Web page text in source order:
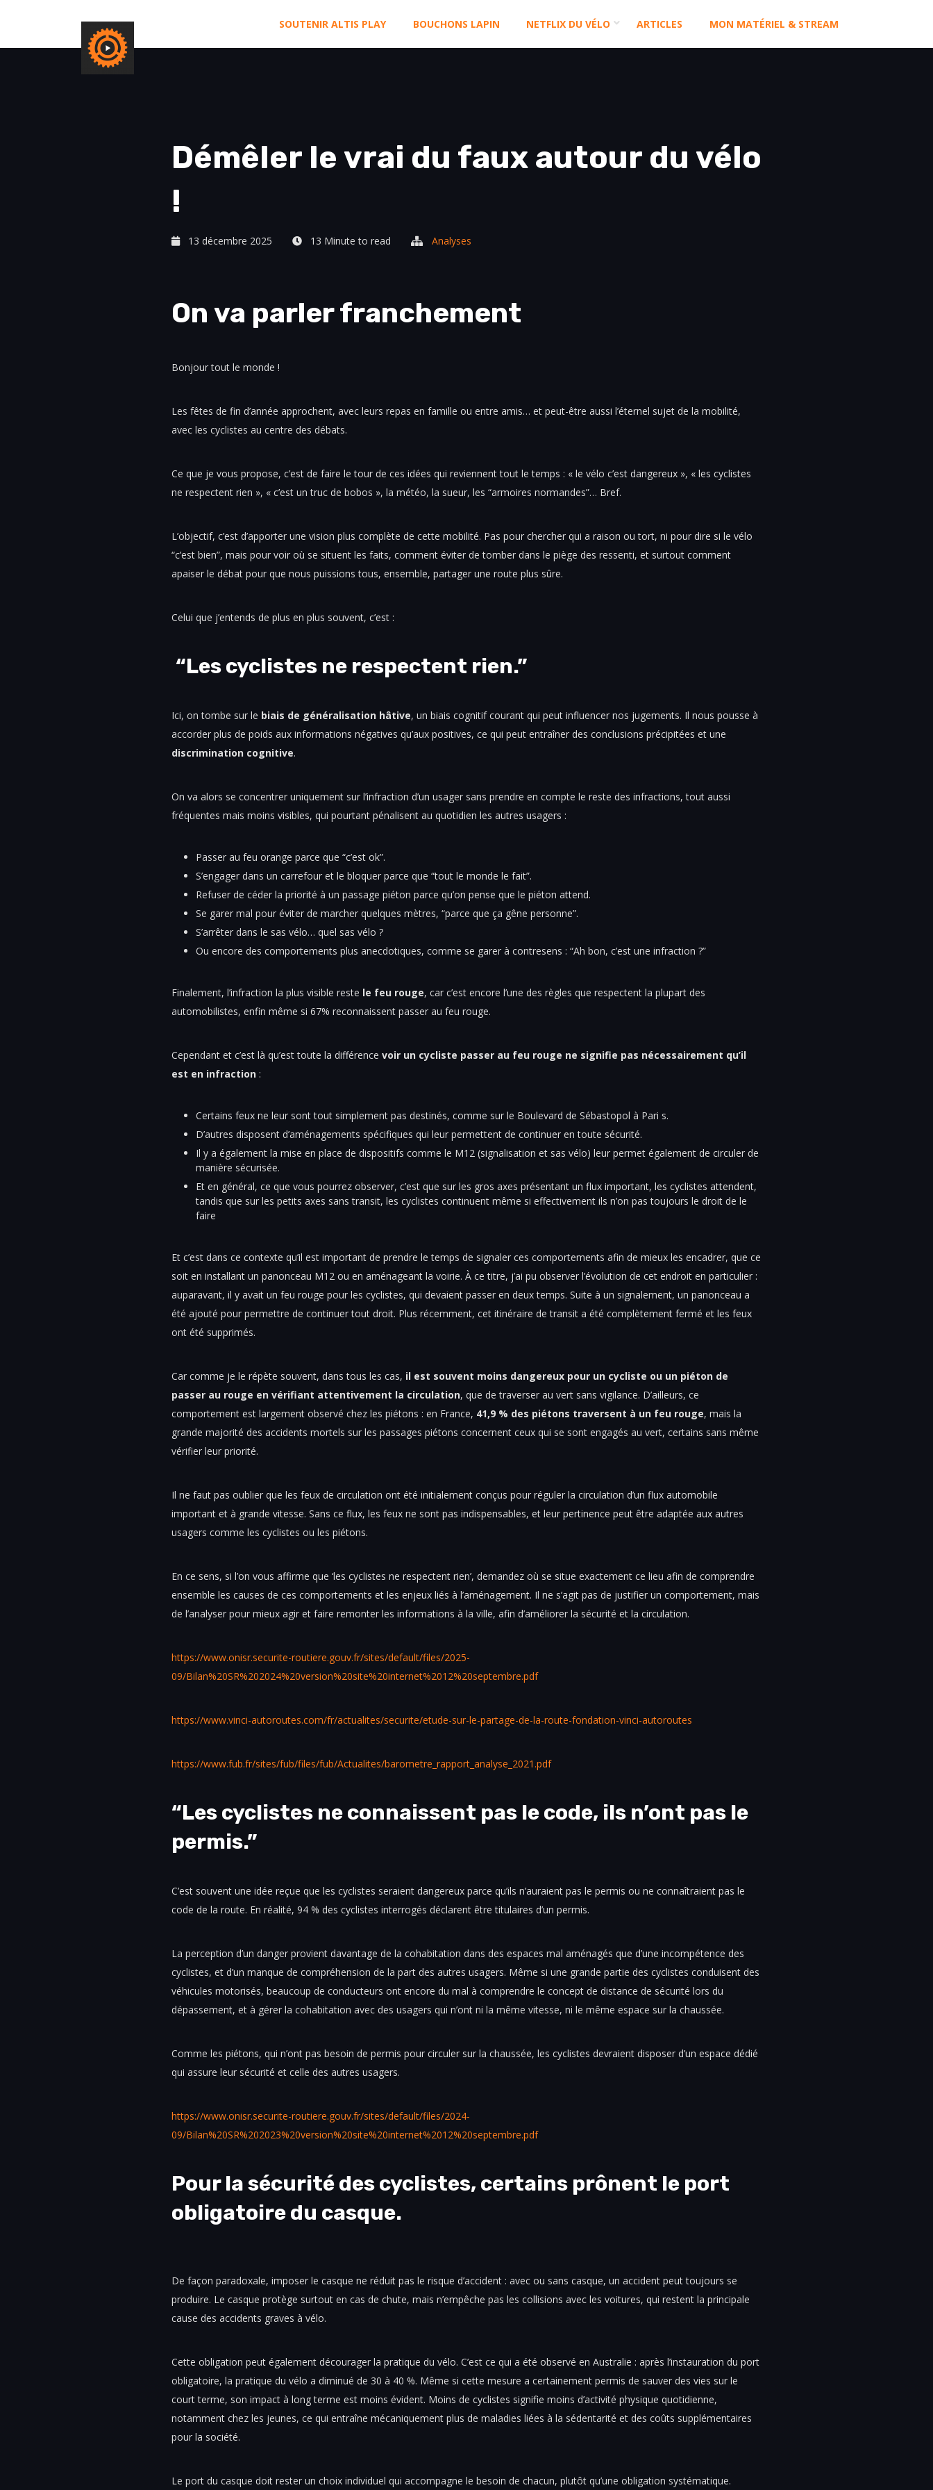
SOUTENIR ALTIS PLAY BOUCHONS LAPIN NETFLIX DU VÉLO ARTICLES MON MATÉRIEL & STREAM
Démêler le vrai du faux autour du vélo
!
13 décembre 2025 13 Minute to read Analyses
On va parler franchement
Bonjour tout le monde !
Les fêtes de fin d’année approchent, avec leurs repas en famille ou entre amis… et peut-être aussi l’éternel sujet de la mobilité,
avec les cyclistes au centre des débats.
Ce que je vous propose, c’est de faire le tour de ces idées qui reviennent tout le temps : « le vélo c’est dangereux », « les cyclistes
ne respectent rien », « c’est un truc de bobos », la météo, la sueur, les “armoires normandes”… Bref.
L’objectif, c’est d’apporter une vision plus complète de cette mobilité. Pas pour chercher qui a raison ou tort, ni pour dire si le vélo
“c’est bien”, mais pour voir où se situent les faits, comment éviter de tomber dans le piège des ressenti, et surtout comment
apaiser le débat pour que nous puissions tous, ensemble, partager une route plus sûre.
Celui que j’entends de plus en plus souvent, c’est :
“Les cyclistes ne respectent rien.”
Ici, on tombe sur le biais de généralisation hâtive, un biais cognitif courant qui peut influencer nos jugements. Il nous pousse à
accorder plus de poids aux informations négatives qu’aux positives, ce qui peut entraîner des conclusions précipitées et une
discrimination cognitive.
On va alors se concentrer uniquement sur l’infraction d’un usager sans prendre en compte le reste des infractions, tout aussi
fréquentes mais moins visibles, qui pourtant pénalisent au quotidien les autres usagers :
Passer au feu orange parce que “c’est ok”.
S’engager dans un carrefour et le bloquer parce que “tout le monde le fait”.
Refuser de céder la priorité à un passage piéton parce qu’on pense que le piéton attend.
Se garer mal pour éviter de marcher quelques mètres, “parce que ça gêne personne”.
S’arrêter dans le sas vélo… quel sas vélo ?
Ou encore des comportements plus anecdotiques, comme se garer à contresens : “Ah bon, c’est une infraction ?”
Finalement, l’infraction la plus visible reste le feu rouge, car c’est encore l’une des règles que respectent la plupart des
automobilistes, enfin même si 67% reconnaissent passer au feu rouge.
Cependant et c’est là qu’est toute la différence voir un cycliste passer au feu rouge ne signifie pas nécessairement qu’il
est en infraction :
Certains feux ne leur sont tout simplement pas destinés, comme sur le Boulevard de Sébastopol à Pari s.
D’autres disposent d’aménagements spécifiques qui leur permettent de continuer en toute sécurité.
Il y a également la mise en place de dispositifs comme le M12 (signalisation et sas vélo) leur permet également de circuler de
manière sécurisée.
Et en général, ce que vous pourrez observer, c’est que sur les gros axes présentant un flux important, les cyclistes attendent,
tandis que sur les petits axes sans transit, les cyclistes continuent même si effectivement ils n’on pas toujours le droit de le
faire
Et c’est dans ce contexte qu’il est important de prendre le temps de signaler ces comportements afin de mieux les encadrer, que ce
soit en installant un panonceau M12 ou en aménageant la voirie. À ce titre, j’ai pu observer l’évolution de cet endroit en particulier :
auparavant, il y avait un feu rouge pour les cyclistes, qui devaient passer en deux temps. Suite à un signalement, un panonceau a
été ajouté pour permettre de continuer tout droit. Plus récemment, cet itinéraire de transit a été complètement fermé et les feux
ont été supprimés.
Car comme je le répète souvent, dans tous les cas, il est souvent moins dangereux pour un cycliste ou un piéton de
passer au rouge en vérifiant attentivement la circulation, que de traverser au vert sans vigilance. D’ailleurs, ce
comportement est largement observé chez les piétons : en France, 41,9 % des piétons traversent à un feu rouge, mais la
grande majorité des accidents mortels sur les passages piétons concernent ceux qui se sont engagés au vert, certains sans même
vérifier leur priorité.
Il ne faut pas oublier que les feux de circulation ont été initialement conçus pour réguler la circulation d’un flux automobile
important et à grande vitesse. Sans ce flux, les feux ne sont pas indispensables, et leur pertinence peut être adaptée aux autres
usagers comme les cyclistes ou les piétons.
En ce sens, si l’on vous affirme que ‘les cyclistes ne respectent rien’, demandez où se situe exactement ce lieu afin de comprendre
ensemble les causes de ces comportements et les enjeux liés à l’aménagement. Il ne s’agit pas de justifier un comportement, mais
de l’analyser pour mieux agir et faire remonter les informations à la ville, afin d’améliorer la sécurité et la circulation.
https://www.onisr.securite-routiere.gouv.fr/sites/default/files/2025-
09/Bilan%20SR%202024%20version%20site%20internet%2012%20septembre.pdf
https://www.vinci-autoroutes.com/fr/actualites/securite/etude-sur-le-partage-de-la-route-fondation-vinci-autoroutes
https://www.fub.fr/sites/fub/files/fub/Actualites/barometre_rapport_analyse_2021.pdf
“Les cyclistes ne connaissent pas le code, ils n’ont pas le
permis.”
C’est souvent une idée reçue que les cyclistes seraient dangereux parce qu’ils n’auraient pas le permis ou ne connaîtraient pas le
code de la route. En réalité, 94 % des cyclistes interrogés déclarent être titulaires d’un permis.
La perception d’un danger provient davantage de la cohabitation dans des espaces mal aménagés que d’une incompétence des
cyclistes, et d’un manque de compréhension de la part des autres usagers. Même si une grande partie des cyclistes conduisent des
véhicules motorisés, beaucoup de conducteurs ont encore du mal à comprendre le concept de distance de sécurité lors du
dépassement, et à gérer la cohabitation avec des usagers qui n’ont ni la même vitesse, ni le même espace sur la chaussée.
Comme les piétons, qui n’ont pas besoin de permis pour circuler sur la chaussée, les cyclistes devraient disposer d’un espace dédié
qui assure leur sécurité et celle des autres usagers.
https://www.onisr.securite-routiere.gouv.fr/sites/default/files/2024-
09/Bilan%20SR%202023%20version%20site%20internet%2012%20septembre.pdf
Pour la sécurité des cyclistes, certains prônent le port
obligatoire du casque.
De façon paradoxale, imposer le casque ne réduit pas le risque d’accident : avec ou sans casque, un accident peut toujours se
produire. Le casque protège surtout en cas de chute, mais n’empêche pas les collisions avec les voitures, qui restent la principale
cause des accidents graves à vélo.
Cette obligation peut également décourager la pratique du vélo. C’est ce qui a été observé en Australie : après l’instauration du port
obligatoire, la pratique du vélo a diminué de 30 à 40 %. Même si cette mesure a certainement permis de sauver des vies sur le
court terme, son impact à long terme est moins évident. Moins de cyclistes signifie moins d’activité physique quotidienne,
notamment chez les jeunes, ce qui entraîne mécaniquement plus de maladies liées à la sédentarité et des coûts supplémentaires
pour la société.
Le port du casque doit rester un choix individuel qui accompagne le besoin de chacun, plutôt qu’une obligation systématique.